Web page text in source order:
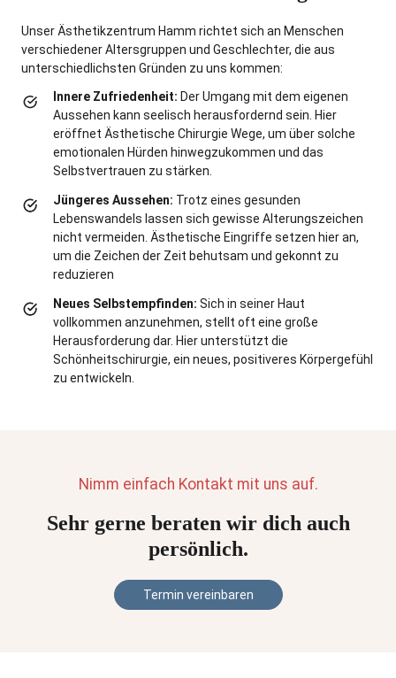
Unser Ästhetikzentrum Hamm richtet sich an Menschen
verschiedener Altersgruppen und Geschlechter, die aus
unterschiedlichsten Gründen zu uns kommen:
Innere Zufriedenheit: Der Umgang mit dem eigenen
Aussehen kann seelisch herausfordernd sein. Hier
eröffnet Ästhetische Chirurgie Wege, um über solche
emotionalen Hürden hinwegzukommen und das
Selbstvertrauen zu stärken.
Jüngeres Aussehen: Trotz eines gesunden
Lebenswandels lassen sich gewisse Alterungszeichen
nicht vermeiden. Ästhetische Eingriffe setzen hier an,
um die Zeichen der Zeit behutsam und gekonnt zu
reduzieren
Neues Selbstempfinden: Sich in seiner Haut
vollkommen anzunehmen, stellt oft eine große
Herausforderung dar. Hier unterstützt die
Schönheitschirurgie, ein neues, positiveres Körpergefühl
zu entwickeln.
Nimm einfach Kontakt mit uns auf.
Sehr gerne beraten wir dich auch
persönlich.
Termin vereinbaren